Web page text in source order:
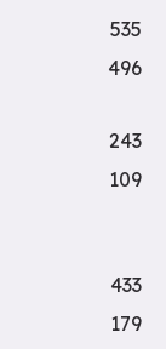
535
496
243
109
433
179